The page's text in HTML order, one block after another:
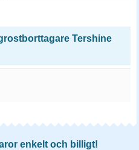
Tershine
enkelt och billigt!